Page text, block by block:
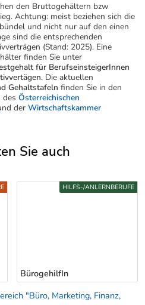
den Bruttogehältern bzw
Achtung: meist beziehen sich die
und nicht nur auf den einen
sind die entsprechenden
(Stand: 2025). Eine
finden Sie unter
für BerufseinsteigerInnen
Die aktuellen
Gehaltstafeln finden Sie in den
des Österreichischen
der Wirtschaftskammer
Sie auch
BürogehilfIn
HILFS-/ANLERNBERUFE
"Büro, Marketing, Finanz,